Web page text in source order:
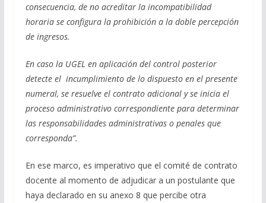
consecuencia, de no acreditar la incompatibilidad
horaria se configura la prohibición a la doble percepción
de ingresos.
En caso la UGEL en aplicación del control posterior
detecte el incumplimiento de lo dispuesto en el presente
numeral, se resuelve el contrato adicional y se inicia el
proceso administrativo correspondiente para determinar
las responsabilidades administrativas o penales que
corresponda”.
En ese marco, es imperativo que el comité de contrato
docente al momento de adjudicar a un postulante que
haya declarado en su anexo 8 que percibe otra